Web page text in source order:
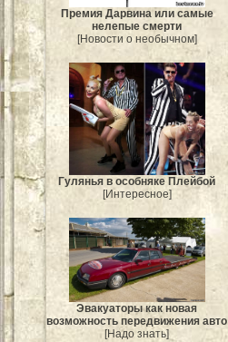
Премия Дарвина или самые
нелепые смерти
[Новости о необычном]
Гулянья в особняке Плейбой
[Интересное]
Эвакуаторы как новая
возможность передвижения авто
[Надо знать]